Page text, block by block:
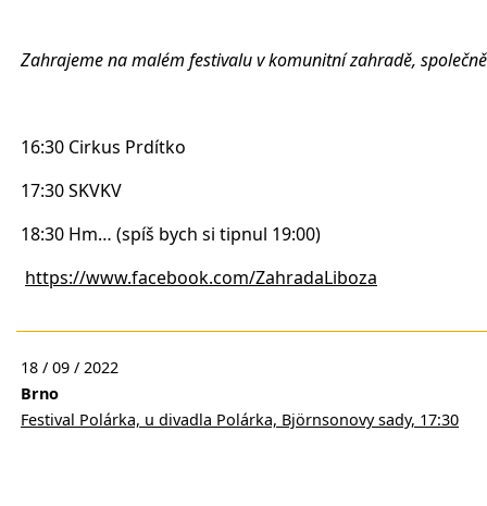
Zahrajeme na malém festivalu v komunitní zahradě,
16:30 Cirkus Prdítko
17:30 SKVKV
18:30 Hm… (spíš bych si tipnul 19:00)
https://www.facebook.com/ZahradaLiboza
18 / 09 / 2022
Brno
Festival Polárka, u divadla Polárka, Björnsonovy sady, 17:30